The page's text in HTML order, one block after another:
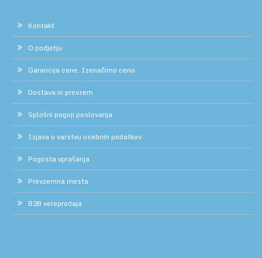
Kontakt
O podjetju
Garancija cene. Izenačimo ceno.
Dostava in prevzem
Splošni pogoji poslovanja
Izjava o varstvu osebnih podatkov
Pogosta vprašanja
Prevzemna mesta
B2B veleprodaja